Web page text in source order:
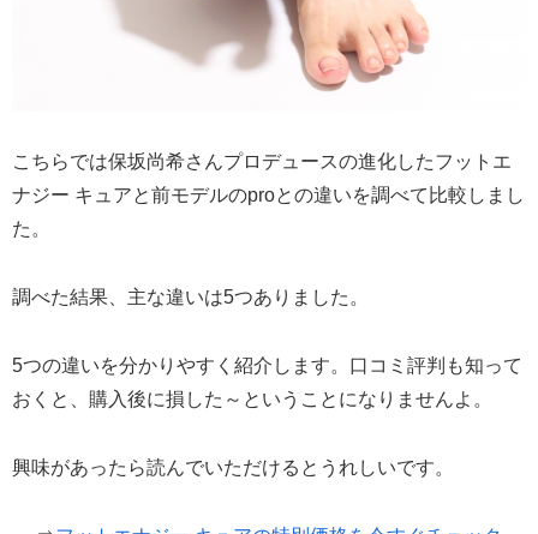
こちらでは保坂尚希さんプロデュースの進化したフットエ
ナジー キュアと前モデルのproとの違いを調べて比較しまし
た。
調べた結果、主な違いは5つありました。
5つの違いを分かりやすく紹介します。口コミ評判も知って
おくと、購入後に損した～ということになりませんよ。
興味があったら読んでいただけるとうれしいです。